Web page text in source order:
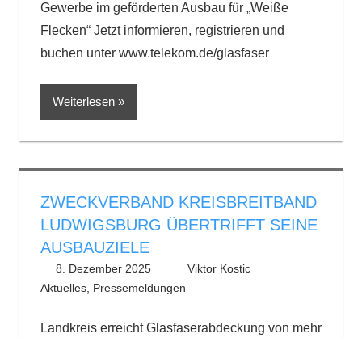
Gewerbe im geförderten Ausbau für „Weiße
Flecken“ Jetzt informieren, registrieren und
buchen unter www.telekom.de/glasfaser
Weiterlesen
ZWECKVERBAND KREISBREITBAND
LUDWIGSBURG ÜBERTRIFFT SEINE
AUSBAUZIELE
8. Dezember 2025
Viktor Kostic
Aktuelles, Pressemeldungen
Landkreis erreicht Glasfaserabdeckung von mehr